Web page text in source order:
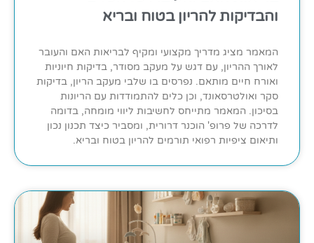
והבדיקות להריון בטוח ובריא
המאמר מציג מדריך מקצועי ומקיף לבריאות האם והעובר
לאורך ההריון, עם דגש על מעקב מסודר, בדיקות חיוניות
ואורח חיים מותאם. נפרסים בו שלבי מעקב הריון, בדיקות
סקר ואולטרסאונד, וכן כלים להתמודדות עם הריונות
בסיכון. המאמר מתייחס לחשיבות ליווי מומחה, בדומה
לדרכה של פרופ' הוכנר דרורית, ומסביר כיצד תכנון נכון
ותיאום ציפיות רפואי תורמים להריון בטוח ובריא.